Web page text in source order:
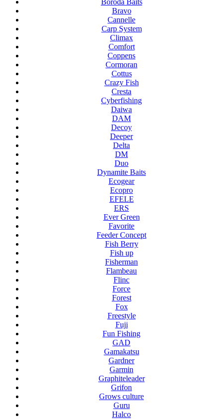
Boroda Baits
Bravo
Cannelle
Carp System
Climax
Comfort
Coppens
Cormoran
Cottus
Crazy Fish
Cresta
Cyberfishing
Daiwa
DAM
Decoy
Deeper
Delta
DM
Duo
Dynamite Baits
Ecogear
Ecopro
EFELE
ERS
Ever Green
Favorite
Feeder Concept
Fish Berry
Fish up
Fisherman
Flambeau
Flinc
Force
Forest
Fox
Freestyle
Fuji
Fun Fishing
GAD
Gamakatsu
Gardner
Garmin
Graphiteleader
Grifon
Grows culture
Guru
Halco